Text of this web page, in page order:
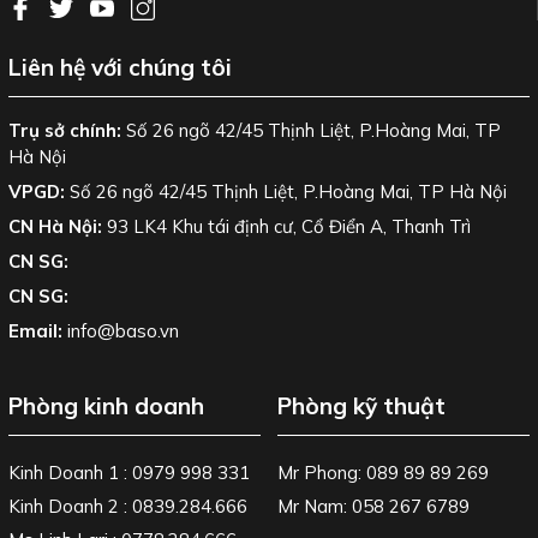
Tốc độ
Độ phân giải
600 dpi
Cổng giao tiếp
USB 2.0 and RS-232 serial ports /
Wireless 802.11 a/b/g/n (option)
Băng mực
Kích thước
269 (W) x 495 (D) x 324 (H) mm
Hỗ trợ các thẻ tương thích với UHF
In và mã hóa thẻ với khoảng cách
Tiêu chuẩn 2 trên 5, Công nghiệp
Logmars, MSI, Codabar, Mã hành
2 chiều: Codablock, PDF417, Mã
Ma trận dữ liệu, Mã max, Mã QR,
TLC 39, GS1 DataBar (RSS), tiếng
Liên hệ với chúng tôi
Trụ sở chính: Số 26 ngõ 42/45 Thịnh Liệt, P.Hoàng Mai, TP
Hà Nội
VPGD: Số 26 ngõ 42/45 Thịnh Liệt, P.Hoàng Mai, TP Hà Nội
CN Hà Nội: 93 LK4 Khu tái định cư, Cổ Điển A, Thanh Trì
CN SG:
CN SG:
Email: info@baso.vn
Phòng kinh doanh
Kinh Doanh 1 : 0979 998 331
Kinh Doanh 2 : 0839.284.666
Phòng kỹ thuật
Mr Phong: 089 89 89 269
Mr Nam: 058 267 6789